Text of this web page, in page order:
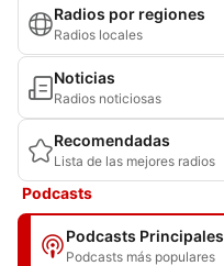
Radios por regiones
Radios locales
Noticias
Radios noticiosas
Recomendadas
Lista de las mejores radios
Podcasts
Podcasts Principales
Podcasts más populares